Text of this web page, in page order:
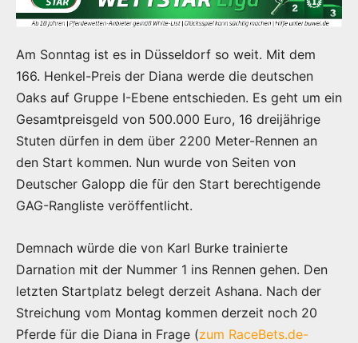
Am Sonntag ist es in Düsseldorf so weit. Mit dem
166. Henkel-Preis der Diana werde die deutschen
Oaks auf Gruppe I-Ebene entschieden. Es geht um ein
Gesamtpreisgeld von 500.000 Euro, 16 dreijährige
Stuten dürfen in dem über 2200 Meter-Rennen an
den Start kommen. Nun wurde von Seiten von
Deutscher Galopp die für den Start berechtigende
GAG-Rangliste veröffentlicht.
Demnach würde die von Karl Burke trainierte
Darnation mit der Nummer 1 ins Rennen gehen. Den
letzten Startplatz belegt derzeit Ashana. Nach der
Streichung vom Montag kommen derzeit noch 20
Pferde für die Diana in Frage (zum RaceBets.de-